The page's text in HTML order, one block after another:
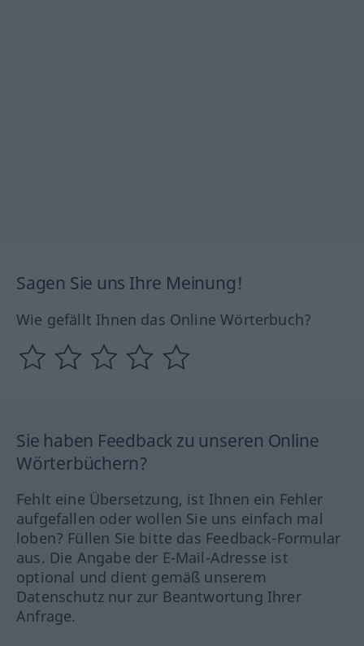
Sagen Sie uns Ihre Meinung!
Wie gefällt Ihnen das Online Wörterbuch?
Sie haben Feedback zu unseren Online
Wörterbüchern?
Fehlt eine Übersetzung, ist Ihnen ein Fehler
aufgefallen oder wollen Sie uns einfach mal
loben? Füllen Sie bitte das Feedback-Formular
aus. Die Angabe der E-Mail-Adresse ist
optional und dient gemäß unserem
Datenschutz nur zur Beantwortung Ihrer
Anfrage.